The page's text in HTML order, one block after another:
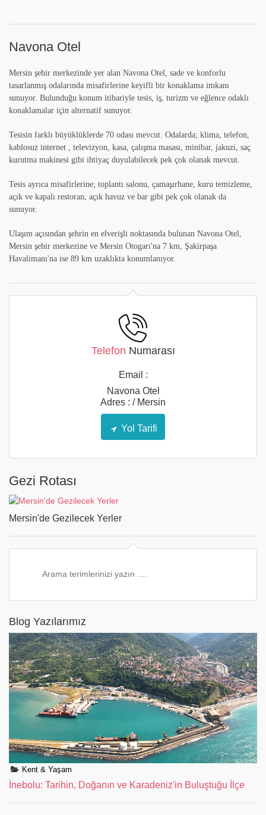
Navona Otel
Mersin şehir merkezinde yer alan Navona Otel, sade ve konforlu
tasarlanmış odalarında misafirlerine keyifli bir konaklama imkanı
sunuyor. Bulunduğu konum itibariyle tesis, iş, turizm ve eğlence odaklı
konaklamalar için alternatif sunuyor.
Tesisin farklı büyüklüklerde 70 odası mevcut. Odalarda; klima, telefon,
kablosuz internet , televizyon, kasa, çalışma masası, minibar, jakuzi, saç
kurutma makinesi gibi ihtiyaç duyulabilecek pek çok olanak mevcut.
Tesis ayrıca misafirlerine; toplantı salonu, çamaşırhane, kuru temizleme,
açık ve kapalı restoran, açık havuz ve bar gibi pek çok olanak da
sunuyor.
Ulaşım açısından şehrin en elverişli noktasında bulunan Navona Otel,
Mersin şehir merkezine ve Mersin Otogarı'na 7 km, Şakirpaşa
Havalimanı'na ise 89 km uzaklıkta konumlanıyor.
Telefon Numarası
Email :
Navona Otel
Adres : / Mersin
Yol Tarifi
Gezi Rotası
Mersin'de Gezilecek Yerler
Blog Yazılarımız
Kent & Yaşam
İnebolu: Tarihin, Doğanın ve Karadeniz'in Buluştuğu İlçe